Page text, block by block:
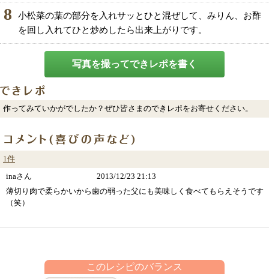
8
小松菜の葉の部分を入れサッとひと混ぜして、みりん、お酢
を回し入れてひと炒めしたら出来上がりです。
写真を撮ってできレポを書く
作ってみていかがでしたか？ぜひ皆さまのできレポをお寄せください。
1件
inaさん
2013/12/23 21:13
薄切り肉で柔らかいから歯の弱った父にも美味しく食べてもらえそうです
（笑）
このレシピのバランス